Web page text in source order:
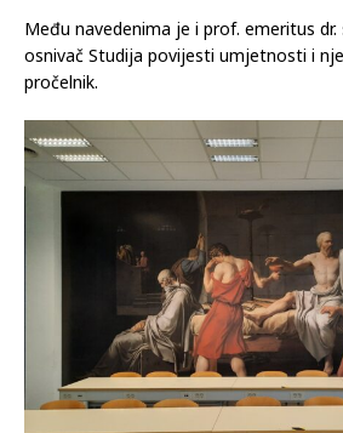
Među navedenima je i prof. emeritus dr.
osnivač Studija povijesti umjetnosti i
pročelnik.